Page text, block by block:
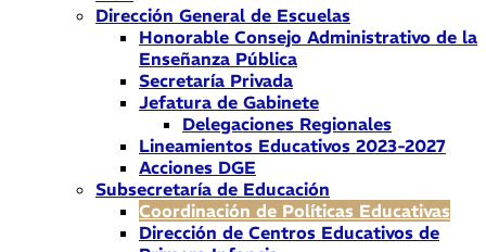
Dirección General de Escuelas
Honorable Consejo Administrativo de la
Enseñanza Pública
Secretaría Privada
Jefatura de Gabinete
Delegaciones Regionales
Lineamientos Educativos 2023-2027
Acciones DGE
Subsecretaría de Educación
Coordinación de Políticas Educativas
Dirección de Centros Educativos de